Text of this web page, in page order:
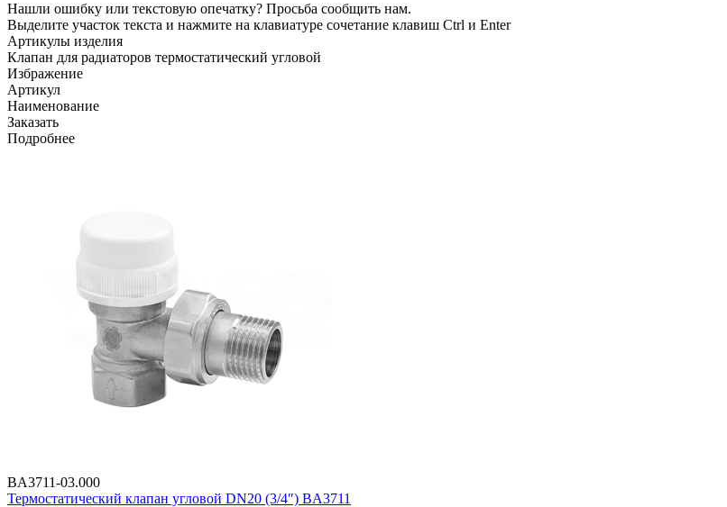
Нашли ошибку или текстовую опечатку? Просьба сообщить нам.
Выделите участок текста и нажмите на клавиатуре сочетание клавиш Ctrl и Enter
Артикулы изделия
Клапан для радиаторов термостатический угловой
Избражение
Артикул
Наименование
Заказать
Подробнее
BA3711-03.000
Термостатический клапан угловой DN20 (3/4″) BA3711